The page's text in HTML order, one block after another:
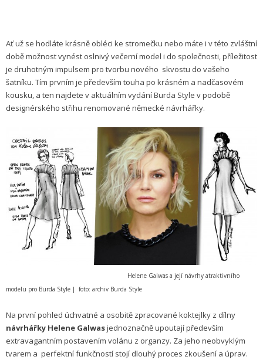
Ať už se hodláte krásně obléci ke stromečku nebo máte i v této zvláštní
době možnost vynést oslnivý večerní model i do společnosti, příležitost
je druhotným impulsem pro tvorbu nového skvostu do vašeho
šatníku. Tím prvním je především touha po krásném a nadčasovém
kousku, a ten najdete v aktuálním vydání Burda Style v podobě
designérského střihu renomované německé návrhářky.
Helene Galwas a její návrhy atraktivního
modelu pro Burda Style | foto: archiv Burda Style
Na první pohled úchvatné a osobitě zpracované koktejlky z dílny
návrhářky Helene Galwasjednoznačně upoutají především
extravagantním postavením volánu z organzy. Za jeho neobvyklým
tvarem a perfektní funkčností stojí dlouhý proces zkoušení a úprav.